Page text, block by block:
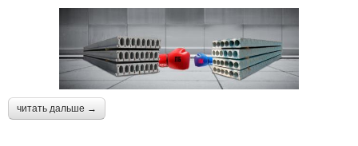
читать дальше →